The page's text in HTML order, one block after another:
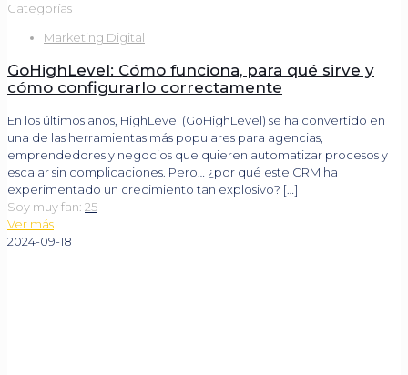
Categorías
Marketing Digital
GoHighLevel: Cómo funciona, para qué sirve y
cómo configurarlo correctamente
En los últimos años, HighLevel (GoHighLevel) se ha convertido en
una de las herramientas más populares para agencias,
emprendedores y negocios que quieren automatizar procesos y
escalar sin complicaciones. Pero… ¿por qué este CRM ha
experimentado un crecimiento tan explosivo? […]
Soy muy fan: 25
Ver más
2024-09-18